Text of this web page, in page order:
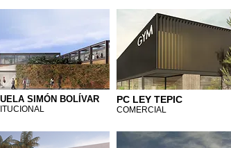
SIMÓN BOLÍVAR PC LEY TEPIC
COMERCIAL